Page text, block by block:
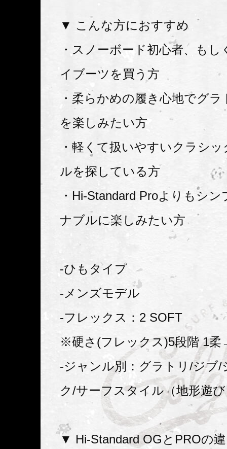
▼ こんな方におすすめ
・スノーボード初心者、も
イブーツを買う方
・柔らかめの履き心地でグ
を楽しみたい方
・軽くて扱いやすいクラシ
ルを探している方
・Hi-Standard Proよりもシ
ナブルに楽しみたい方
-ひもタイプ
-メンズモデル
-フレックス：2 SOFT
※硬さ(フレックス)5段階 1
-ジャンル別：グラトリ/ジブ/
ク/サーフスタイル（地形遊
▼ Hi-Standard OGとPROの